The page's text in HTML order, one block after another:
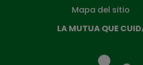
Mapa del sitio
LA MUTUA QUE
Mutua